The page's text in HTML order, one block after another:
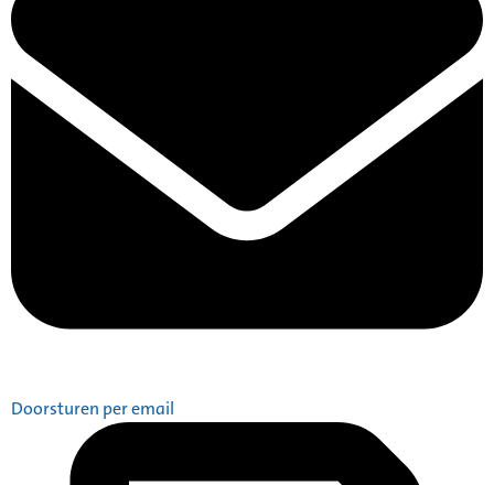
Doorsturen per email